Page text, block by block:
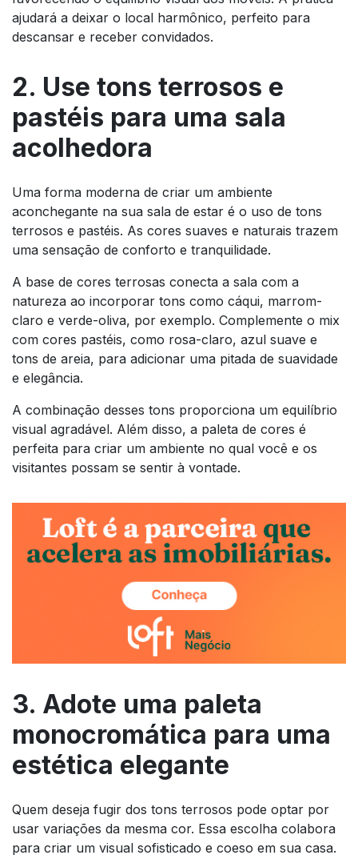
ajudará a deixar o local harmônico, perfeito para
descansar e receber convidados.
2. Use tons terrosos e
pastéis para uma sala
acolhedora
Uma forma moderna de criar um ambiente
aconchegante na sua sala de estar é o uso de tons
terrosos e pastéis. As cores suaves e naturais trazem
uma sensação de conforto e tranquilidade.
A base de cores terrosas conecta a sala com a
natureza ao incorporar tons como cáqui, marrom-
claro e verde-oliva, por exemplo. Complemente o mix
com cores pastéis, como rosa-claro, azul suave e
tons de areia, para adicionar uma pitada de suavidade
e elegância.
A combinação desses tons proporciona um equilíbrio
visual agradável. Além disso, a paleta de cores é
perfeita para criar um ambiente no qual você e os
visitantes possam se sentir à vontade.
3. Adote uma paleta
monocromática para uma
estética elegante
Quem deseja fugir dos tons terrosos pode optar por
usar variações da mesma cor. Essa escolha colabora
para criar um visual sofisticado e coeso em sua casa.